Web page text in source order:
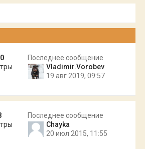
Последнее сообщение
Vladimir.Vorobev
19 авг 2019, 09:57
Последнее сообщение
Chayka
20 июл 2015, 11:55